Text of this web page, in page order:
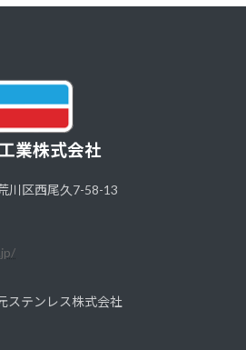
業株式会社
川区西尾久7-58-13
ステンレス株式会社